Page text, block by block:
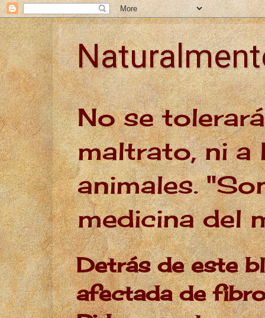
No se
maltrato, ni a
animales.
medicina del
Detrás de este
afectada de